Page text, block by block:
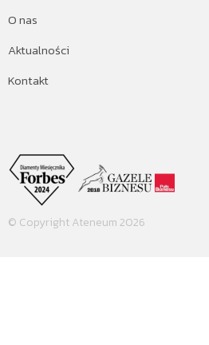
O nas
Aktualności
Kontakt
© Copyright Ateneum 2026